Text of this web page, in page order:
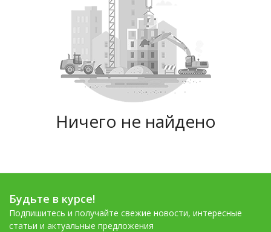
Ничего не найдено
Будьте в курсе!
Подпишитесь и получайте свежие новости, интересные
статьи и актуальные предложения